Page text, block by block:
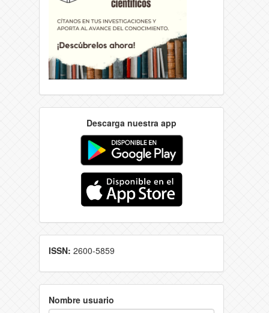
Descarga nuestra app
ISSN: 2600-5859
Nombre usuario